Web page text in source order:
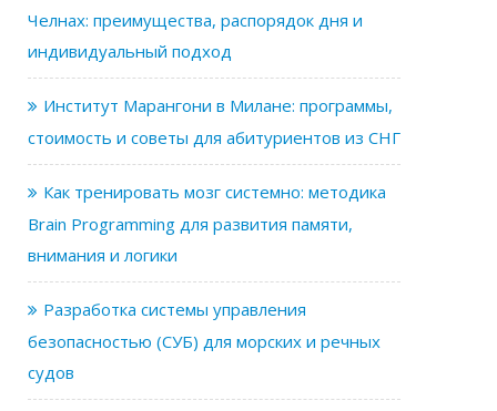
Челнах: преимущества, распорядок дня и
индивидуальный подход
Институт Марангони в Милане: программы,
стоимость и советы для абитуриентов из СНГ
Как тренировать мозг системно: методика
Brain Programming для развития памяти,
внимания и логики
Разработка системы управления
безопасностью (СУБ) для морских и речных
судов